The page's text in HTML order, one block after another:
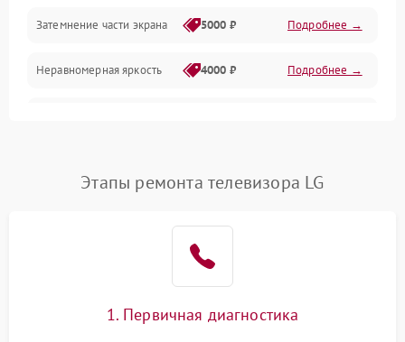
Механические повреждения
Программное обеспечение
Сеть и подключения
Затемнение части экрана 5000 ₽ Подробнее →
Неравномерная яркость 4000 ₽ Подробнее →
Этапы ремонта телевизора LG
1. Первичная диагностика